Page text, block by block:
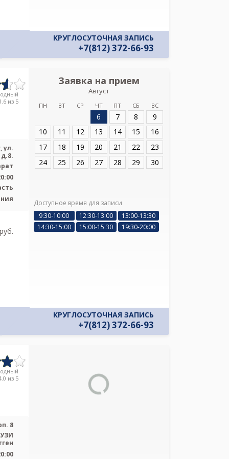
КРУГЛОСУТОЧНАЯ ЗАПИСЬ
+7(812) 372-66-93
из 5
ул.
Заявка на прием
Август
ПН ВТ СР ЧТ ПТ СБ ВС
6 7 8
9
10
11 12 13 14 15
16
17
18 19 20 21 22
23
24
25 26 27 28 29 30
Доступное время для записи
9:30-10:00
12:30-13:00
13:00-13:30
14:30-15:00
15:00-15:30 19:30-20:00
КРУГЛОСУТОЧНАЯ ЗАПИСЬ
+7(812) 372-66-93
из 5
8